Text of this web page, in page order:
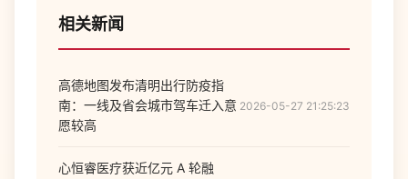
相关新闻
高德地图发布清明出行防疫指
南：一线及省会城市驾车迁入意
愿较高
2026-05-27 21:25:23
心恒睿医疗获近亿元 A 轮融